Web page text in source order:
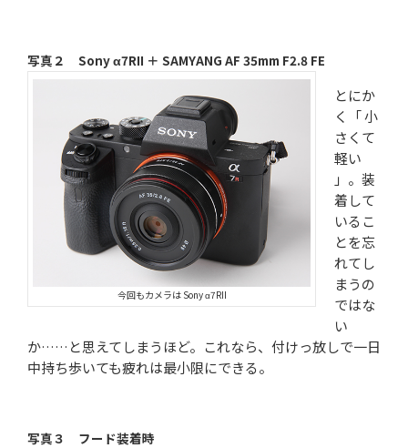
写真２ Sony α7RII ＋ SAMYANG AF 35mm F2.8 FE
今回もカメラは Sony α7RII
とにか
く「 小
さくて
軽い
」。装
着して
いるこ
とを忘
れてし
まうの
ではな
い
か……と思えてしまうほど。これなら、付けっ放しで一日
中持ち歩いても疲れは最小限にできる。
写真３ フード装着時